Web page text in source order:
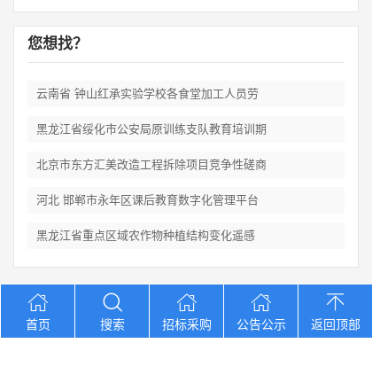
您想找？
云南省 钟山红承实验学校各食堂加工人员劳
黑龙江省绥化市公安局原训练支队教育培训期
北京市东方汇美改造工程拆除项目竞争性磋商
河北 邯郸市永年区课后教育数字化管理平台
黑龙江省重点区域农作物种植结构变化遥感
Copyright © 2012-2026 中招招标网 版权所有 网站备案号：京
ICP备2023026371号-2
首页 搜索 招标采购 公告公示 返回顶部